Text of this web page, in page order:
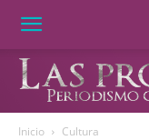
Inicio Cultura